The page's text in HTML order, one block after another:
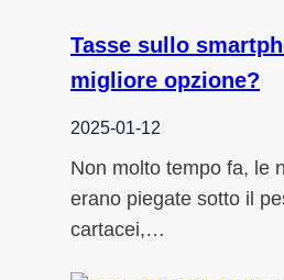
Tasse sullo
migliore opzione?
2025-01-12
Non molto tempo fa, le
erano piegate sotto il
cartacei,…